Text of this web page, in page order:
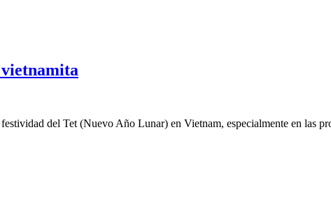
del Tet (Nuevo Año Lunar) en Vietnam, especialmente en las